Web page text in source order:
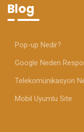
Blog
Pop-up Nedir?
Google Neden
Telekomünikasyon
Mobil Uyumlu Site